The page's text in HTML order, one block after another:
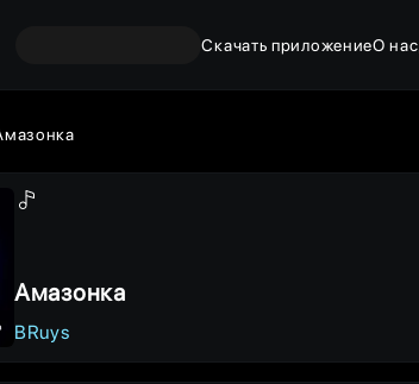
Скачать приложениеО нас
Амазонка
BRuys